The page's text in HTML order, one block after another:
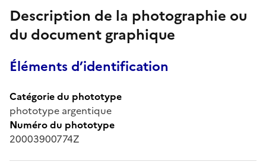
Description de la photographie ou
du document graphique
Éléments d’identification
Catégorie du phototype
phototype argentique
Numéro du phototype
20003900774Z